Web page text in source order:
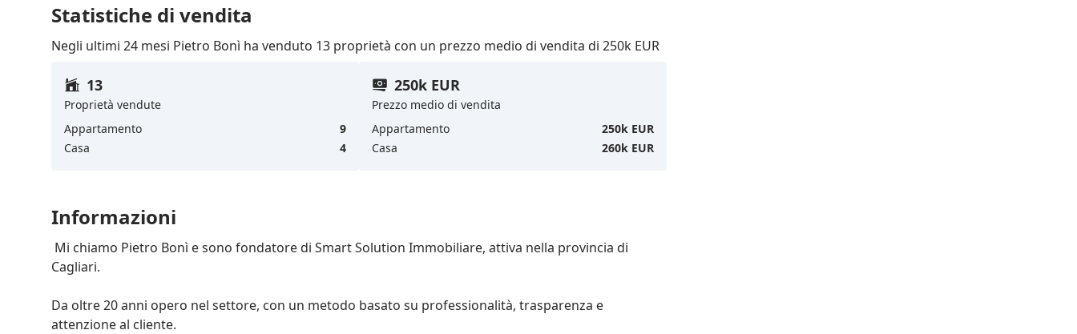
Statistiche di vendita
Negli ultimi 24 mesi Pietro Bonì ha venduto 13 proprietà con un prezzo medio di vendita di 250k EUR
13
Proprietà vendute
Appartamento
9
Casa
4
250k EUR
Prezzo medio di vendita
Appartamento
250k EUR
Casa
260k EUR
Informazioni
Cagliari.
Da oltre 20 anni opero nel settore, con un metodo basato su professionalità, trasparenza e
attenzione al cliente.